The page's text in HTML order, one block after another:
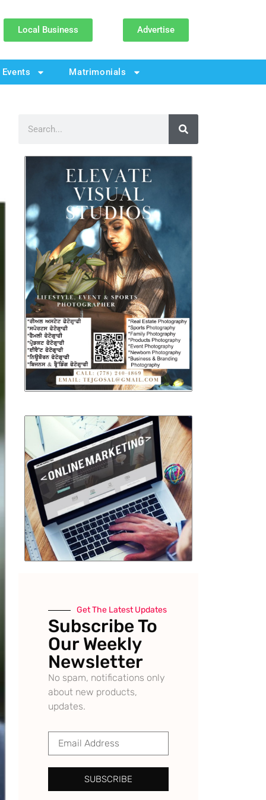
Local Business Advertise
Events Matrimonials
Get The Latest Updates
Subscribe To
Our Weekly
Newsletter
No spam, notifications only
about new products,
updates.
SUBSCRIBE